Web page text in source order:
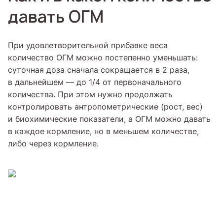
давать ОГМ
При удовлетворительной прибавке веса
количество ОГМ можно постепенно уменьшать:
суточная доза сначала сокращается в 2 раза,
в дальнейшем — до 1/4 от первоначального
количества. При этом нужно продолжать
контролировать антропометрические (рост, вес)
и биохимические показатели, а ОГМ можно давать
в каждое кормление, но в меньшем количестве,
либо через кормление.